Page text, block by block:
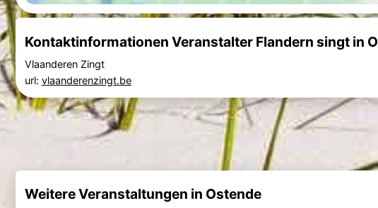
Kontaktinformationen Veranstalter Flandern singt in
Vlaanderen Zingt
url: vlaanderenzingt.be
Weitere Veranstaltungen in Ostende